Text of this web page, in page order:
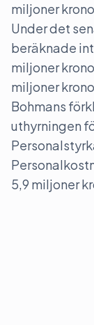
miljoner
Under det
beräknade
miljoner
miljoner
Bohmans
uthyrningen
5,9 miljoner